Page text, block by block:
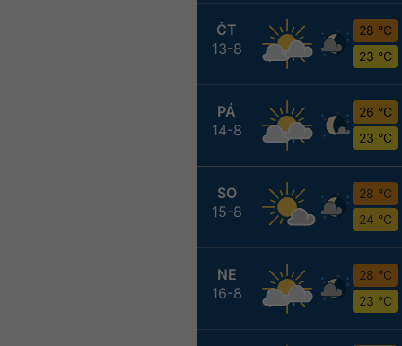
ČT
13-8
28 °C
23 °C
PÁ
14-8
26 °C
23 °C
SO
15-8
28 °C
24 °C
NE
16-8
28 °C
23 °C